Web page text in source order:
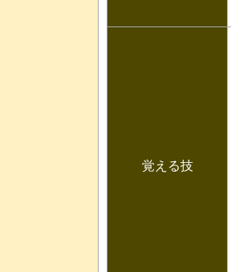
覚える技